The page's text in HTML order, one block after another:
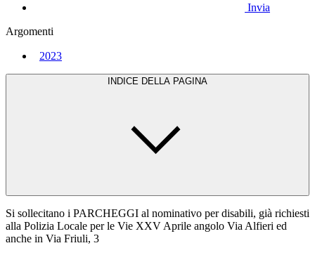
Invia
Argomenti
2023
INDICE DELLA PAGINA
Si sollecitano i PARCHEGGI al nominativo per disabili, già richiesti
alla Polizia Locale per le Vie XXV Aprile angolo Via Alfieri ed
anche in Via Friuli, 3